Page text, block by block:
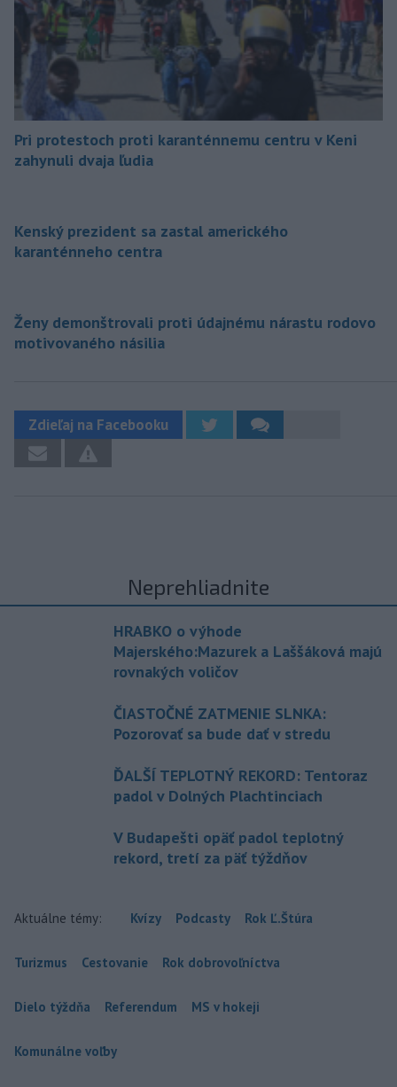
Pri protestoch proti karanténnemu centru v Keni
zahynuli dvaja ľudia
Kenský prezident sa zastal amerického
karanténneho centra
Ženy demonštrovali proti údajnému nárastu rodovo
motivovaného násilia
Zdieľaj na Facebooku
Neprehliadnite
HRABKO o výhode
Majerského:Mazurek a Laššáková majú
rovnakých voličov
ČIASTOČNÉ ZATMENIE SLNKA:
Pozorovať sa bude dať v stredu
ĎALŠÍ TEPLOTNÝ REKORD: Tentoraz
padol v Dolných Plachtinciach
V Budapešti opäť padol teplotný
rekord, tretí za päť týždňov
Aktuálne témy: Kvízy Podcasty Rok Ľ.Štúra
Turizmus Cestovanie Rok dobrovoľníctva
Dielo týždňa Referendum MS v hokeji
Komunálne voľby